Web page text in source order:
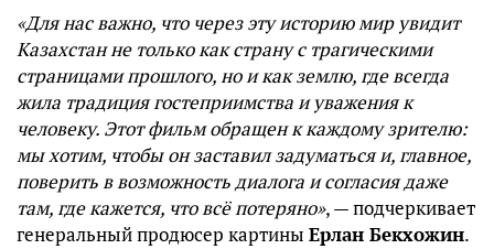
«Для нас важно, что через эту историю мир увидит
Казахстан не только как страну с трагическими
страницами прошлого, но и как землю, где всегда
жила традиция гостеприимства и уважения к
человеку. Этот фильм обращен к каждому зрителю:
мы хотим, чтобы он заставил задуматься и, главное,
поверить в возможность диалога и согласия даже
там, где кажется, что всё потеряно», — подчеркивает
генеральный продюсер картины Ерлан Бекхожин.